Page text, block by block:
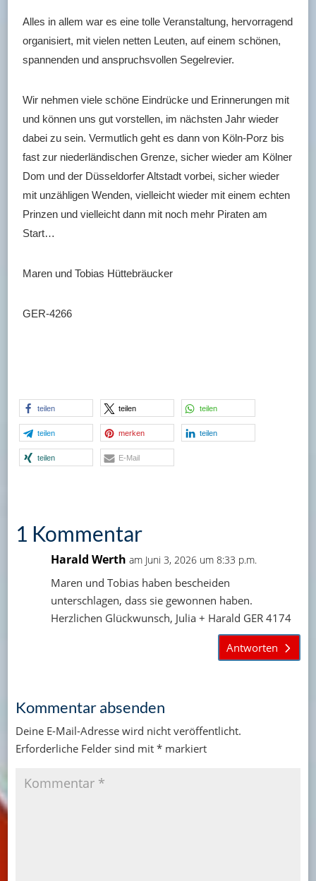
Alles in allem war es eine tolle Veranstaltung, hervorragend
organisiert, mit vielen netten Leuten, auf einem schönen,
spannenden und anspruchsvollen Segelrevier.
Wir nehmen viele schöne Eindrücke und Erinnerungen mit
und können uns gut vorstellen, im nächsten Jahr wieder
dabei zu sein. Vermutlich geht es dann von Köln-Porz bis
fast zur niederländischen Grenze, sicher wieder am Kölner
Dom und der Düsseldorfer Altstadt vorbei, sicher wieder
mit unzähligen Wenden, vielleicht wieder mit einem echten
Prinzen und vielleicht dann mit noch mehr Piraten am
Start…
Maren und Tobias Hüttebräucker
GER-4266
teilen teilen teilen
teilen merken teilen
teilen E-Mail
1 Kommentar
Harald Werth am Juni 3, 2026 um 8:33 p.m.
Maren und Tobias haben bescheiden
unterschlagen, dass sie gewonnen haben.
Herzlichen Glückwunsch, Julia + Harald GER 4174
Antworten
Kommentar absenden
Deine E-Mail-Adresse wird nicht veröffentlicht.
Erforderliche Felder sind mit *markiert